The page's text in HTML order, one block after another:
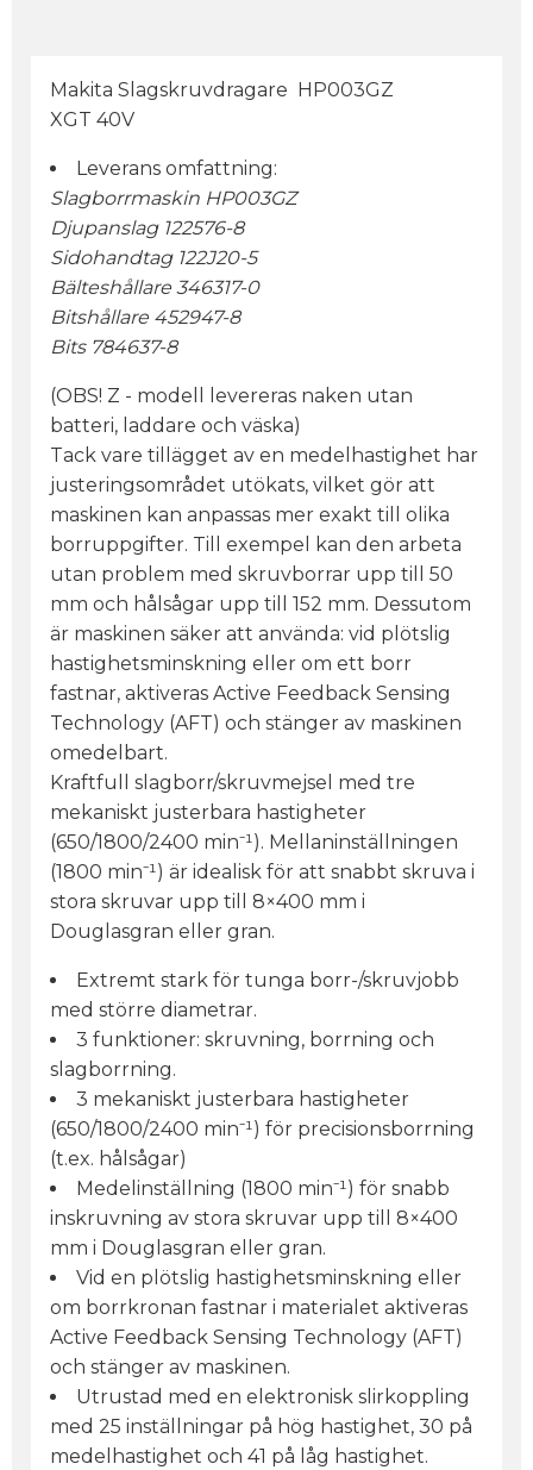
Makita Slagskruvdragare HP003GZ
XGT 40V
Leverans omfattning:
Slagborrmaskin HP003GZ
Djupanslag 122576-8
Sidohandtag 122J20-5
Bälteshållare 346317-0
Bitshållare 452947-8
Bits 784637-8
(OBS! Z - modell levereras naken utan
batteri, laddare och väska)
Tack vare tillägget av en medelhastighet har
justeringsområdet utökats, vilket gör att
maskinen kan anpassas mer exakt till olika
borruppgifter. Till exempel kan den arbeta
utan problem med skruvborrar upp till 50
mm och hålsågar upp till 152 mm. Dessutom
är maskinen säker att använda: vid plötslig
hastighetsminskning eller om ett borr
fastnar, aktiveras Active Feedback Sensing
Technology (AFT) och stänger av maskinen
omedelbart.
Kraftfull slagborr/skruvmejsel med tre
mekaniskt justerbara hastigheter
(650/1800/2400 min⁻¹). Mellaninställningen
(1800 min⁻¹) är idealisk för att snabbt skruva i
stora skruvar upp till 8×400 mm i
Douglasgran eller gran.
Extremt stark för tunga borr-/skruvjobb
med större diametrar.
3 funktioner: skruvning, borrning och
slagborrning.
3 mekaniskt justerbara hastigheter
(650/1800/2400 min⁻¹) för precisionsborrning
(t.ex. hålsågar)
Medelinställning (1800 min⁻¹) för snabb
inskruvning av stora skruvar upp till 8×400
mm i Douglasgran eller gran.
Vid en plötslig hastighetsminskning eller
om borrkronan fastnar i materialet aktiveras
Active Feedback Sensing Technology (AFT)
och stänger av maskinen.
Utrustad med en elektronisk slirkoppling
med 25 inställningar på hög hastighet, 30 på
medelhastighet och 41 på låg hastighet.